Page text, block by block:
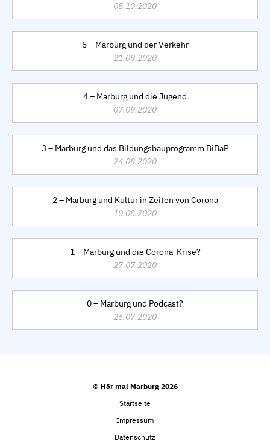
05.10.2020
5 – Marburg und der Verkehr
21.09.2020
4 – Marburg und die Jugend
07.09.2020
3 – Marburg und das Bildungsbauprogramm BiBaP
24.08.2020
2 – Marburg und Kultur in Zeiten von Corona
10.08.2020
1 – Marburg und die Corona-Krise?
27.07.2020
0 – Marburg und Podcast?
26.07.2020
© Hör mal Marburg 2026
Startseite
Impressum
Datenschutz